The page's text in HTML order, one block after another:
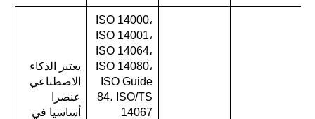
ISO 14000،
ISO 14001،
ISO 14064،
ISO 14080،
ISO Guide
84، ISO/TS
14067
يعتبر الذكاء
الاصطناعي
عنصرا
أساسيا في